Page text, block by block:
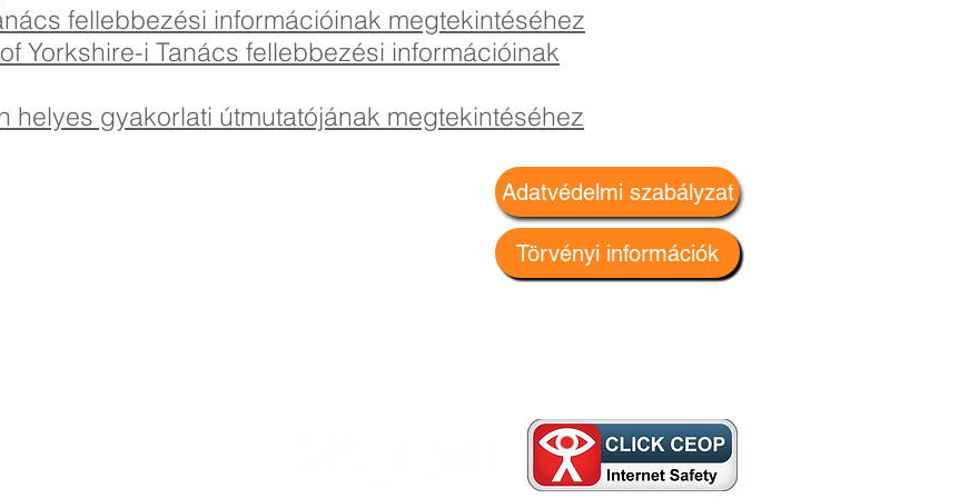
fellebbezési információinak megtekintéséhez
Yorkshire-i Tanács fellebbezési információinak
helyes gyakorlati útmutatójának megtekintéséhez
Adatvédelmi szabályzat
Törvényi információk